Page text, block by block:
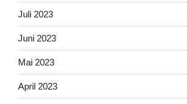
Juli 2023
Juni 2023
Mai 2023
April 2023